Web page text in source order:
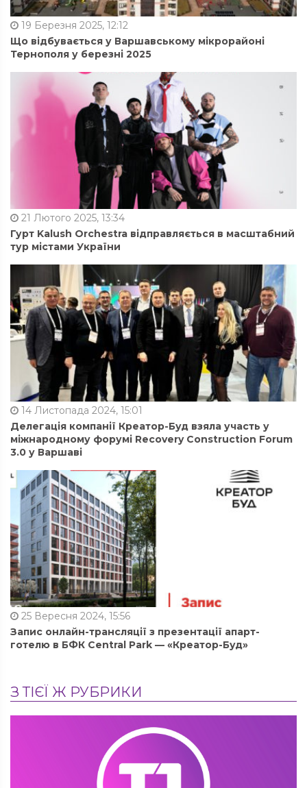
19 Березня 2025, 12:12
Що відбувається у Варшавському мікрорайоні
Тернополя у березні 2025
21 Лютого 2025, 13:34
Гурт Kalush Orchestra відправляється в масштабний
тур містами України
14 Листопада 2024, 15:01
Делегація компанії Креатор-Буд взяла участь у
міжнародному форумі Recovery Construction Forum
3.0 у Варшаві
25 Вересня 2024, 15:56
Запис онлайн-трансляції з презентації апарт-
готелю в БФК Central Park — «Креатор-Буд»
З ТІЄЇ Ж РУБРИКИ